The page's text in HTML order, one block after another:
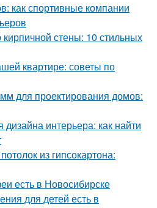
как спортивные компании
стены: 10 стильных
квартире: советы по
для проектирования домов:
интерьера: как найти
из гипсокартона:
есть в Новосибирске
для детей есть в